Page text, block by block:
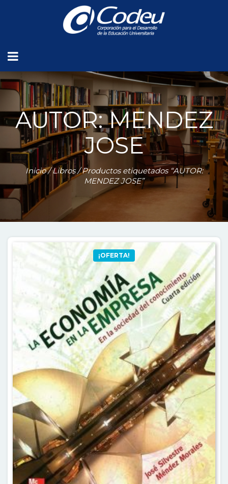
AUTOR: MENDEZ
JOSE
Inicio/Libros/ Productos etiquetados “AUTOR:
MENDEZ JOSE”
¡OFERTA!